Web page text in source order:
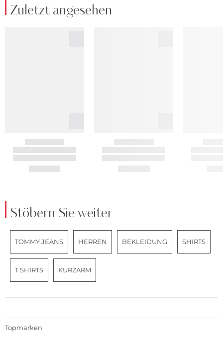
Zuletzt angesehen
Stöbern Sie weiter
TOMMY JEANS HERREN BEKLEIDUNG SHIRTS
T SHIRTS KURZARM
Topmarken